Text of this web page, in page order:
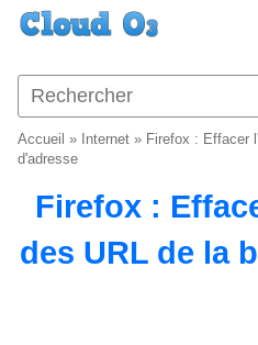
Accueil » Internet » Firefox : Effacer
d'adresse
Firefox :
des URL de la